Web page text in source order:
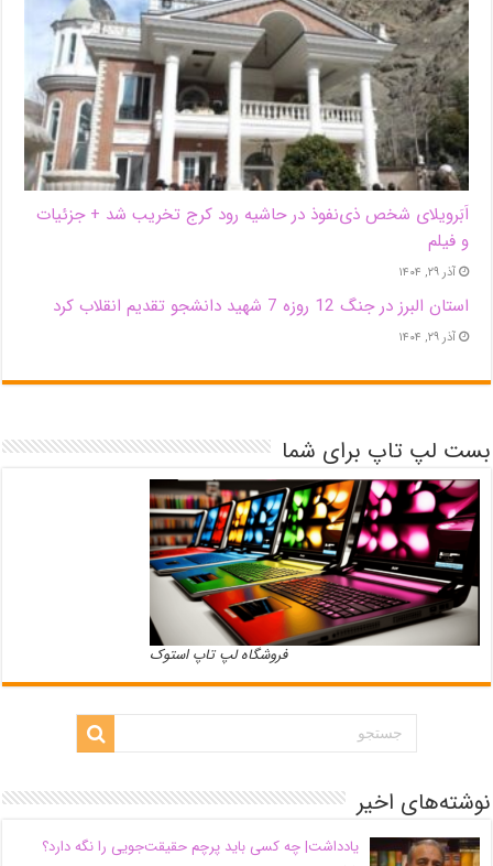
اَبَر‌ویلای شخص ذی‌نفوذ در حاشیه‌ رود کرج تخریب شد + جزئیات
و فیلم
آذر ۲۹, ۱۴۰۴
استان البرز در جنگ 12 روزه 7 شهید دانشجو تقدیم انقلاب کرد
آذر ۲۹, ۱۴۰۴
بست لپ تاپ برای شما
فروشگاه لپ تاپ استوک
نوشته‌های اخیر
یادداشت| ‌چه کسی باید پرچم حقیقت‌جویی را نگه دارد؟